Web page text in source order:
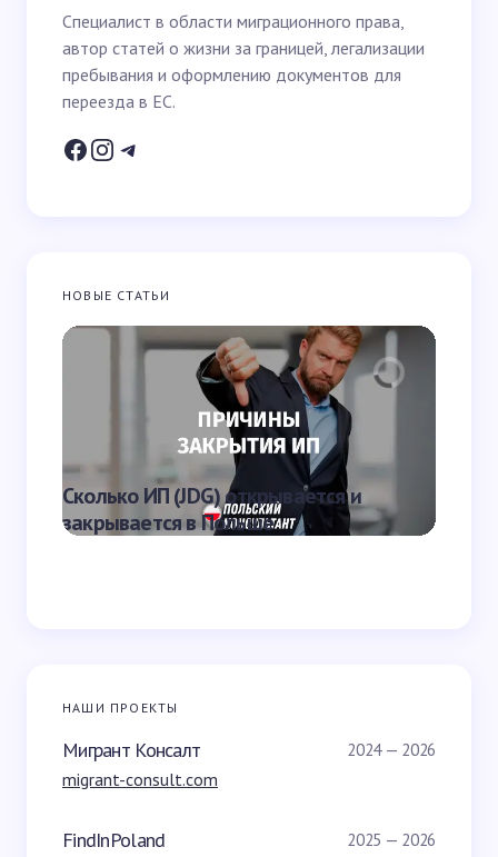
Ваш вопрос *
Email *
Запомнить имя и email для следующих
комментариев
Отправить
Специалист в области миграционного права,
автор статей о жизни за границей, легализации
пребывания и оформлению документов для
переезда в ЕС.
НОВЫЕ СТАТЬИ
Сколько ИП (JDG) открывается и
закрывается в Польше
НАШИ ПРОЕКТЫ
Мигрант Консалт 2024 — 2026
migrant-consult.com
FindInPoland 2025 — 2026